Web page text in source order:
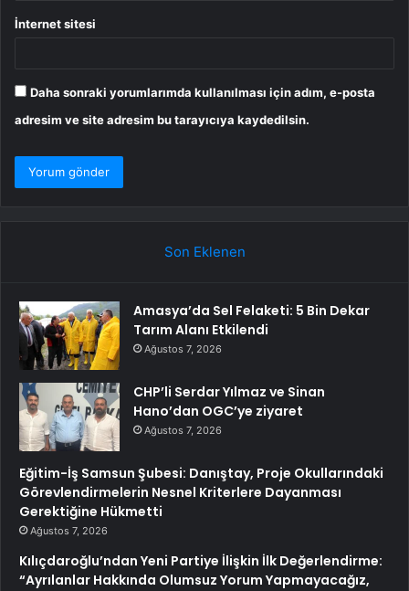
İnternet sitesi
Daha sonraki yorumlarımda kullanılması için adım, e-posta
adresim ve site adresim bu tarayıcıya kaydedilsin.
Son Eklenen
Amasya’da Sel Felaketi: 5 Bin Dekar
Tarım Alanı Etkilendi
Ağustos 7, 2026
CHP’li Serdar Yılmaz ve Sinan
Hano’dan OGC’ye ziyaret
Ağustos 7, 2026
Eğitim-İş Samsun Şubesi: Danıştay, Proje Okullarındaki
Görevlendirmelerin Nesnel Kriterlere Dayanması
Gerektiğine Hükmetti
Ağustos 7, 2026
Kılıçdaroğlu’ndan Yeni Partiye İlişkin İlk Değerlendirme:
“Ayrılanlar Hakkında Olumsuz Yorum Yapmayacağız,